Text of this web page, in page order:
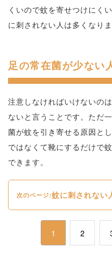
くいので蚊を寄せつけにく
に刺されない人は多くなりま
足の常在菌が少ない
注意しなければいけないの
ないと言うことです。ただ
菌が蚊を引き寄せる原因と
ではなくて靴にするだけで
できます。
次のページ:蚊に刺されない
1 2